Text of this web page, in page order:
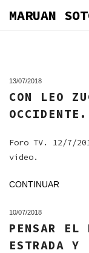
MARUAN
13/07/2018
CON LEO
OCCIDENTE.
Foro TV. 12/7/
video.
CONTINUAR
10/07/2018
PENSAR EL
ESTRADA